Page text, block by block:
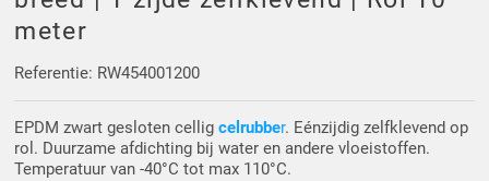
Driehoek/Wig profielen
Silicone U Profielen
Luikenpakking
Oploopprofielen
Hoekprofielen
O-ringen
meter
Referentie: RW454001200
EPDM zwart gesloten celligcelrubber. Eénzijdig zelfklevend op
rol. Duurzame afdichting bij water en andere vloeistoffen.
Temperatuur van -40°C tot max 110°C.